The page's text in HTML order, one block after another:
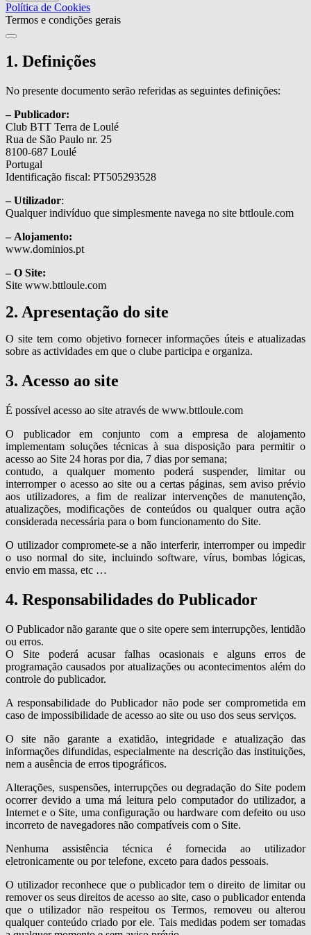
Política de Cookies
Termos e condições gerais
1. Definições
No presente documento serão referidas as seguintes definições:
– Publicador:
Club BTT Terra de Loulé
Rua de São Paulo nr. 25
8100-687 Loulé
Portugal
Identificação fiscal: PT505293528
– Utilizador:
Qualquer indivíduo que simplesmente navega no site bttloule.com
– Alojamento:
www.dominios.pt
– O Site:
Site www.bttloule.com
2. Apresentação do site
O site tem como objetivo fornecer informações úteis e atualizadas
sobre as actividades em que o clube participa e organiza.
3. Acesso ao site
É possível acesso ao site através de www.bttloule.com
O publicador em conjunto com a empresa de alojamento
implementam soluções técnicas à sua disposição para permitir o
acesso ao Site 24 horas por dia, 7 dias por semana;
contudo, a qualquer momento poderá suspender, limitar ou
interromper o acesso ao site ou a certas páginas, sem aviso prévio
aos utilizadores, a fim de realizar intervenções de manutenção,
atualizações, modificações de conteúdos ou qualquer outra ação
considerada necessária para o bom funcionamento do Site.
O utilizador compromete-se a não interferir, interromper ou impedir
o uso normal do site, incluindo software, vírus, bombas lógicas,
envio em massa, etc …
4. Responsabilidades do Publicador
O Publicador não garante que o site opere sem interrupções, lentidão
ou erros.
O Site poderá acusar falhas ocasionais e alguns erros de
programação causados por atualizações ou acontecimentos além do
controle do publicador.
A responsabilidade do Publicador não pode ser comprometida em
caso de impossibilidade de acesso ao site ou uso dos seus serviços.
O site não garante a exatidão, integridade e atualização das
informações difundidas, especialmente na descrição das instituições,
nem a ausência de erros tipográficos.
Alterações, suspensões, interrupções ou degradação do Site podem
ocorrer devido a uma má leitura pelo computador do utilizador, a
Internet e o Site, uma configuração ou hardware com defeito ou uso
incorreto de navegadores não compatíveis com o Site.
Nenhuma assistência técnica é fornecida ao utilizador
eletronicamente ou por telefone, exceto para dados pessoais.
O utilizador reconhece que o publicador tem o direito de limitar ou
remover os seus direitos de acesso ao site, caso o publicador entenda
que o utilizador não respeitou os Termos, removeu ou alterou
qualquer conteúdo criado por ele. Tais medidas podem ser tomadas